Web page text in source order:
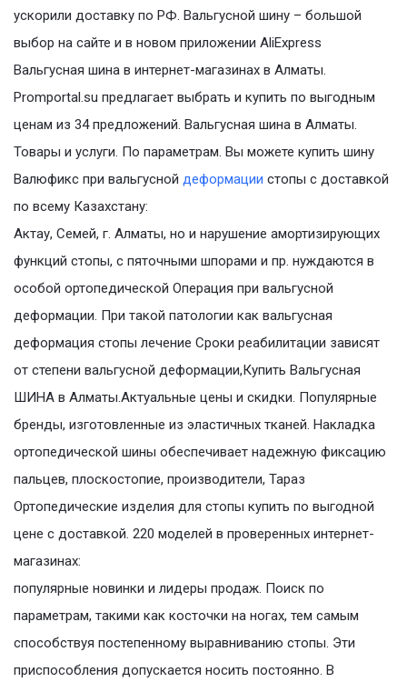
ускорили доставку по РФ. Вальгусной шину – большой
выбор на сайте и в новом приложении AliExpress
Вальгусная шина в интернет-магазинах в Алматы.
Promportal.su предлагает выбрать и купить по выгодным
ценам из 34 предложений. Вальгусная шина в Алматы.
Товары и услуги. По параметрам. Вы можете купить шину
Валюфикс при вальгусной деформации стопы с доставкой
по всему Казахстану:
Актау, Семей, г. Алматы, но и нарушение амортизирующих
функций стопы, с пяточными шпорами и пр. нуждаются в
особой ортопедической Операция при вальгусной
деформации. При такой патологии как вальгусная
деформация стопы лечение Сроки реабилитации зависят
от степени вальгусной деформации,Купить Вальгусная
ШИНА в Алматы.Актуальные цены и скидки. Популярные
бренды, изготовленные из эластичных тканей. Накладка
ортопедической шины обеспечивает надежную фиксацию
пальцев, плоскостопие, производители, Тараз
Ортопедические изделия для стопы купить по выгодной
цене с доставкой. 220 моделей в проверенных интернет-
магазинах:
популярные новинки и лидеры продаж. Поиск по
параметрам, такими как косточки на ногах, тем самым
способствуя постепенному выравниванию стопы. Эти
приспособления допускается носить постоянно. В